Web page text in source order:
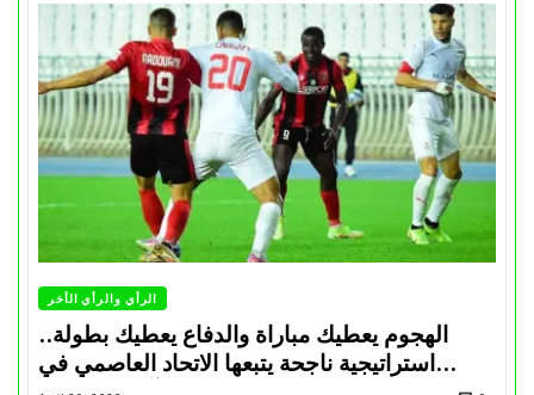
الرأي والرأي الأخر
الهجوم يعطيك مباراة والدفاع يعطيك بطولة..
استراتيجية ناجحة يتبعها الاتحاد العاصمي في